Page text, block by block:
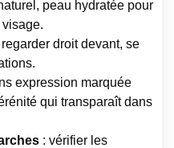
peau hydratée pour
regarder droit devant, se
expression marquée
qui transparaît dans
: vérifier les